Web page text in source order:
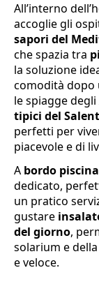
All’interno
accoglie gli
sapori del
che spazia tra
la soluzione
comodità dopo
le spiagge
tipici del
perfetti per
piacevole e di
A bordo piscina
dedicato,
un pratico
gustare
del giorno,
solarium e
e veloce.